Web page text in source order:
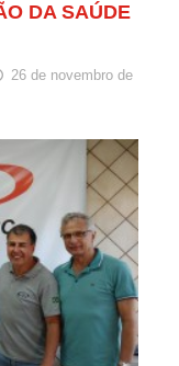
DA SAÚDE
26 de novembro de